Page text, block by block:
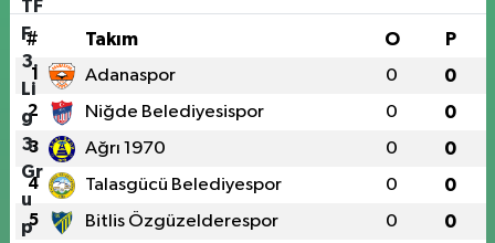
# Takım O P
1 Adanaspor 0 0
2 Niğde Belediyesispor 0 0
3 Ağrı 1970 0 0
4 Talasgücü Belediyespor 0 0
5 Bitlis Özgüzelderespor 0 0